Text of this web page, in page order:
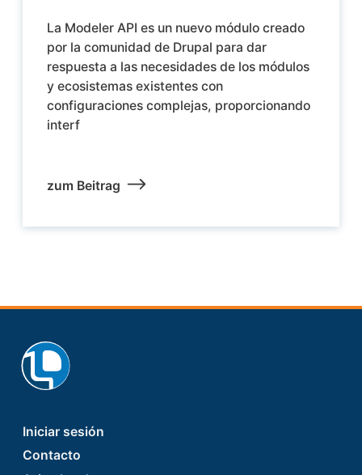
La Modeler API es un nuevo módulo creado
por la comunidad de Drupal para dar
respuesta a las necesidades de los módulos
y ecosistemas existentes con
configuraciones complejas, proporcionando
interf
zum Beitrag
Footer
Iniciar sesión
Contacto